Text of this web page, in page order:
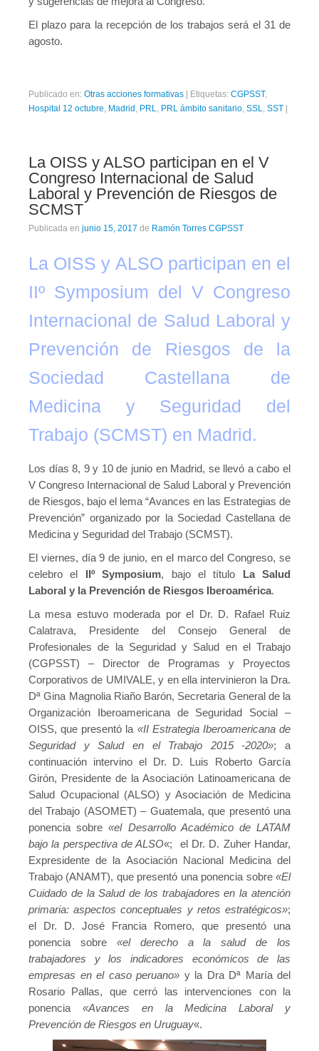
El plazo para la recepción de los trabajos será el 31 de
agosto.
Publicado en: Otras acciones formativas | Etiquetas: CGPSST,
Hospital 12 octubre Madrid PRL PRL ámbito sanitario SSL SST |
La OISS y ALSO participan en el V
Congreso Internacional de Salud
Laboral y Prevención de Riesgos de
SCMST
Publicada en junio 15, 2017 de Ramón Torres CGPSST
La OISS y ALSO participan en el
IIº Symposium del V Congreso
Internacional de Salud Laboral y
Prevención de Riesgos de la
Sociedad Castellana de
Medicina y Seguridad del
Trabajo (SCMST) en Madrid.
Los días 8, 9 y 10 de junio en Madrid, se llevó a cabo el
V Congreso Internacional de Salud Laboral y Prevención
de Riesgos, bajo el lema “Avances en las Estrategias de
Prevención” organizado por la Sociedad Castellana de
Medicina y Seguridad del Trabajo (SCMST).
El viernes, día 9 de junio, en el marco del Congreso, se
celebro el IIº Symposium, bajo el título La Salud
Laboral y la Prevención de Riesgos Iberoamérica.
La mesa estuvo moderada por el Dr. D. Rafael Ruiz
Calatrava, Presidente del Consejo General de
Profesionales de la Seguridad y Salud en el Trabajo
(CGPSST) – Director de Programas y Proyectos
Corporativos de UMIVALE, y en ella intervinieron la Dra.
Dª Gina Magnolia Riaño Barón, Secretaria General de la
Organización Iberoamericana de Seguridad Social –
OISS, que presentó la «II Estrategia Iberoamericana de
Seguridad y Salud en el Trabajo 2015 -2020»; a
continuación intervino el Dr. D. Luis Roberto García
Girón, Presidente de la Asociación Latinoamericana de
Salud Ocupacional (ALSO) y Asociación de Medicina
del Trabajo (ASOMET) – Guatemala, que presentó una
ponencia sobre«el Desarrollo Académico de LATAM
bajo la perspectiva de ALSO«; el Dr. D. Zuher Handar,
Expresidente de la Asociación Nacional Medicina del
Trabajo (ANAMT), que presentó una ponencia sobre «El
Cuidado de la Salud de los trabajadores en la atención
primaria: aspectos conceptuales y retos estratégicos»;
el Dr. D. José Francia Romero, que presentó una
ponencia sobre «el derecho a la salud de los
trabajadores y los indicadores económicos de las
empresas en el caso peruano» y la Dra Dª María del
Rosario Pallas, que cerró las intervenciones con la
ponencia «Avances en la Medicina Laboral y
Prevención de Riesgos en Uruguay«.